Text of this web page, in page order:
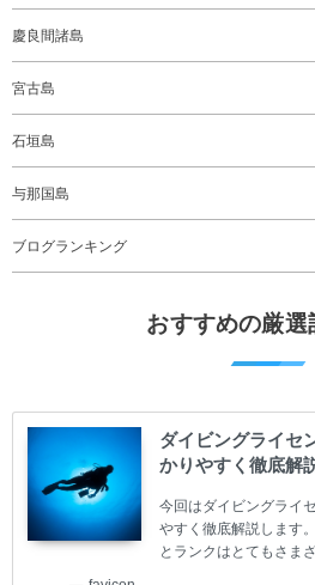
慶良間諸島
宮古島
石垣島
与那国島
ブログランキング
おすすめの厳選
ダイビングライセ
かりやすく徹底解
今回はダイビングライ
やすく徹底解説します
とランクはとてもさま